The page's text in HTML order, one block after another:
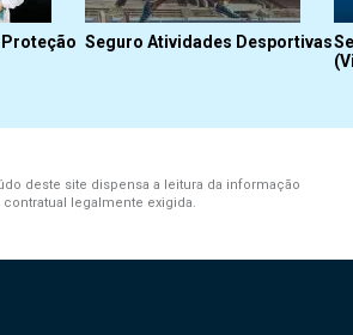
Seguro Atividades Desportivas
deste site dispensa a leitura da informação
legalmente exigida.